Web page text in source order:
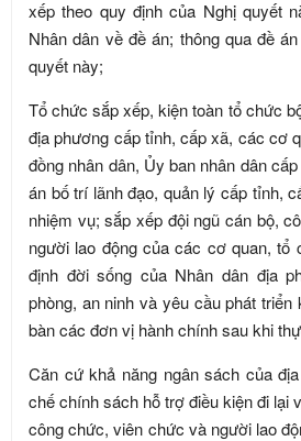
xếp theo quy định của Nghị quyết
Nhân dân về đề án; thông qua đề
quyết này;
Tổ chức sắp xếp, kiện toàn tổ chức
địa phương cấp tỉnh, cấp xã, các cơ
đồng nhân dân, Ủy ban nhân dân
án bố trí lãnh đạo, quản lý cấp tỉnh,
nhiệm vụ; sắp xếp đội ngũ cán bộ,
người lao động của các cơ quan, tổ
định đời sống của Nhân dân địa
phòng, an ninh và yêu cầu phát
bàn các đơn vị hành chính sau khi
Căn cứ khả năng ngân sách của
chế chính sách hỗ trợ điều kiện đi lại
công chức, viên chức và người lao